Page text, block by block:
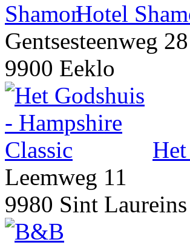
Hotel
Gentsesteenweg 28
9900 Eeklo
Leemweg 11
9980 Sint Laureins